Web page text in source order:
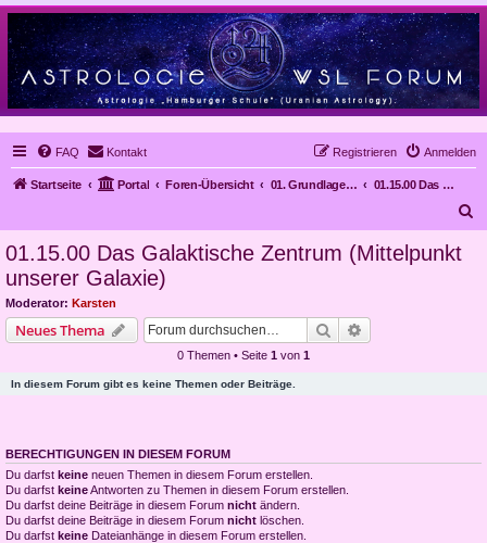
FAQ Kontakt Anmelden
Registrieren
Startseite Portal Foren-Übersicht 01. Grundlagen der Astrologie
01.15.00 Das Galaktische Zentrum (Mittelpunkt unserer Galaxie)
01.15.00 Das Galaktische Zentrum (Mittelpunkt
unserer Galaxie)
Moderator: Karsten
Neues Thema Suche
0 Themen • Seite 1 von 1
In diesem Forum gibt es keine Themen oder Beiträge.
BERECHTIGUNGEN IN DIESEM FORUM
Du darfst keine neuen Themen in diesem Forum erstellen.
Du darfst keineAntworten zu Themen in diesem Forum erstellen.
Du darfst deine Beiträge in diesem Forum nicht ändern.
Du darfst deine Beiträge in diesem Forum nicht löschen.
Du darfst keine Dateianhänge in diesem Forum erstellen.